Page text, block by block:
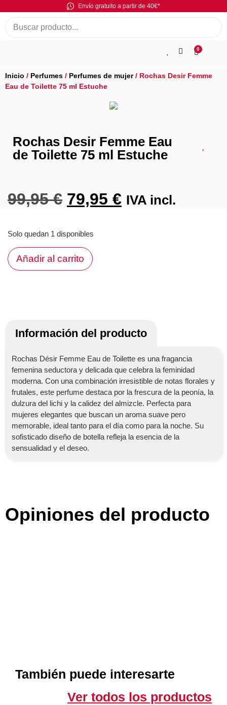
Envío gratuito a partir de 40€*
0
Inicio / Perfumes / Perfumes de mujer/ Rochas Desir Femme
Eau de Toilette 75 ml Estuche
Rochas Desir Femme Eau
de Toilette 75 ml Estuche
99,95€ 79,95 € IVA incl.
Solo quedan 1 disponibles
Añadir al carrito
Información del producto
Rochas Désir Femme Eau de Toilette es una fragancia
femenina seductora y delicada que celebra la feminidad
moderna. Con una combinación irresistible de notas florales y
frutales, este perfume destaca por la frescura de la peonía, la
dulzura del lichi y la calidez del almizcle. Perfecta para
mujeres elegantes que buscan un aroma suave pero
memorable, ideal tanto para el día como para la noche. Su
sofisticado diseño de botella refleja la esencia de la
sensualidad y el deseo.
Opiniones del producto
También puede interesarte
Ver todos los productos